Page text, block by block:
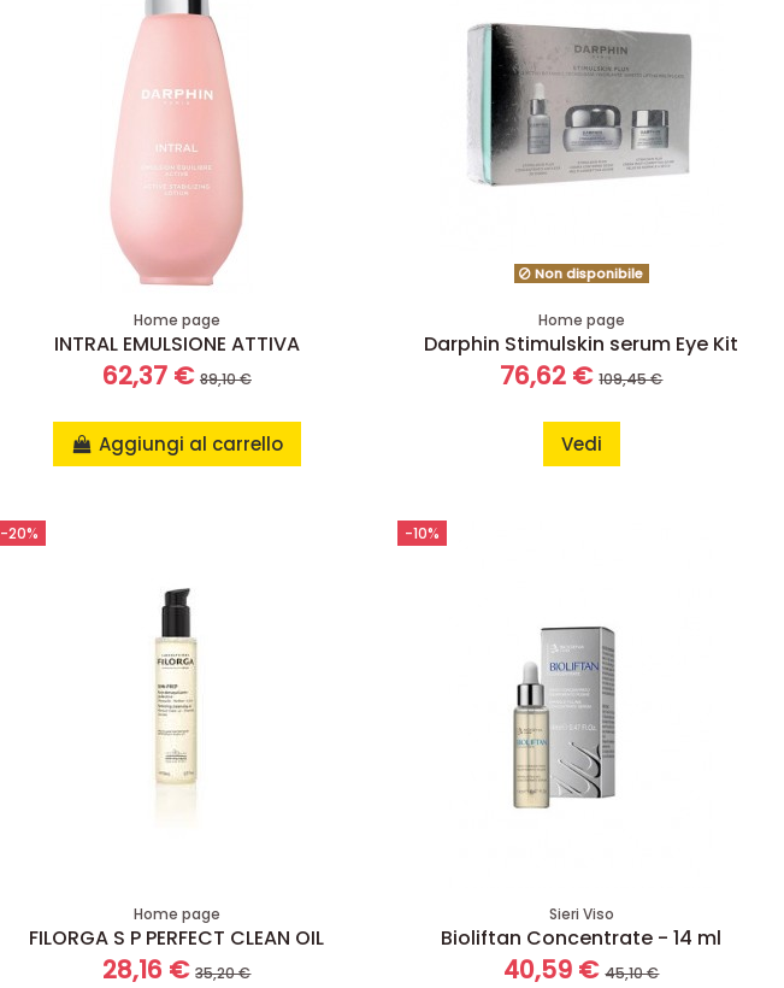
Home page
INTRAL EMULSIONE ATTIVA
62,37 € 89,10 €
Aggiungi al carrello
Non disponibile
Home page
Darphin Stimulskin serum Eye Kit
76,62 €109,45 €
Vedi
-20%
Home page
FILORGA S P PERFECT CLEAN OIL
28,16 €35,20 €
-10%
Sieri Viso
Bioliftan Concentrate - 14 ml
40,59 €45,10 €